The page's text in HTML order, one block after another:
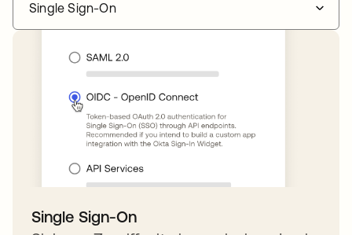
Single Sign-On
Single Sign-On